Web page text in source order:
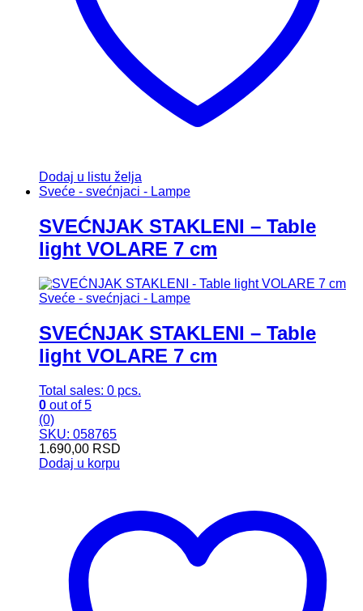
Dodaj u listu želja
Sveće - svećnjaci - Lampe
SVEĆNJAK STAKLENI – Table
light VOLARE 7 cm
Sveće - svećnjaci - Lampe
SVEĆNJAK STAKLENI – Table
light VOLARE 7 cm
Total sales: 0 pcs.
0 out of 5
(0)
SKU: 058765
1.690,00 RSD
Dodaj u korpu